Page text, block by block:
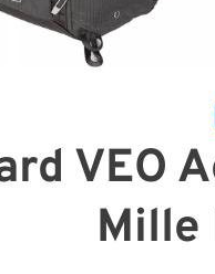
VEO
Mille